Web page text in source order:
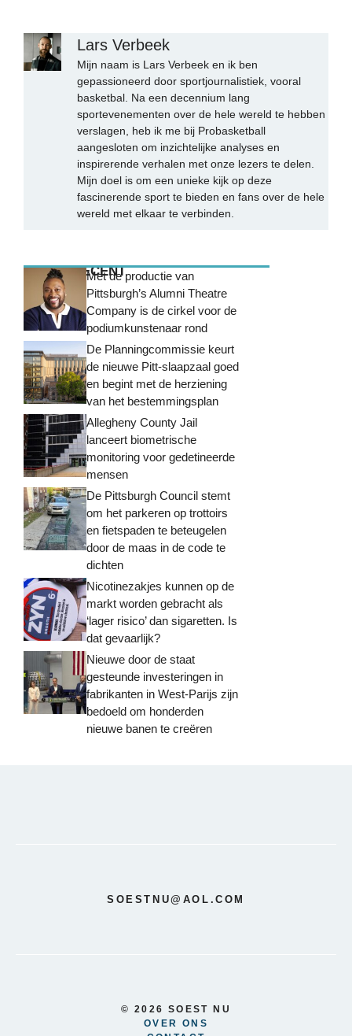
Lars Verbeek
Mijn naam is Lars Verbeek en ik ben
gepassioneerd door sportjournalistiek, vooral
basketbal. Na een decennium lang
sportevenementen over de hele wereld te hebben
verslagen, heb ik me bij Probasketball
aangesloten om inzichtelijke analyses en
inspirerende verhalen met onze lezers te delen.
Mijn doel is om een unieke kijk op deze
fascinerende sport te bieden en fans over de hele
wereld met elkaar te verbinden.
MEEST RECENTMet de productie van
Pittsburgh’s Alumni Theatre
Company is de cirkel voor de
podiumkunstenaar rond
De Planningcommissie keurt
de nieuwe Pitt-slaapzaal goed
en begint met de herziening
van het bestemmingsplan
Allegheny County Jail
lanceert biometrische
monitoring voor gedetineerde
mensen
De Pittsburgh Council stemt
om het parkeren op trottoirs
en fietspaden te beteugelen
door de maas in de code te
dichten
Nicotinezakjes kunnen op de
markt worden gebracht als
‘lager risico’ dan sigaretten. Is
dat gevaarlijk?
Nieuwe door de staat
gesteunde investeringen in
fabrikanten in West-Parijs zijn
bedoeld om honderden
nieuwe banen te creëren
SOESTNU@AOL.COM
© 2026 SOEST NU
OVER ONS